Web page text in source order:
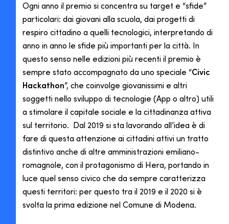
Ogni anno il premio si concentra su target e “sfide”
particolari: dai giovani alla scuola, dai progetti di
respiro cittadino a quelli tecnologici, interpretando di
anno in anno le sfide più importanti per la città. In
questo senso nelle edizioni più recenti il premio è
sempre stato accompagnato da uno speciale “Civic
Hackathon”, che coinvolge giovanissimi e altri
soggetti nello sviluppo di tecnologie (App o altro) utili
a stimolare il capitale sociale e la cittadinanza attiva
sul territorio. Dal 2019 si sta lavorando all’idea è di
fare di questa attenzione ai cittadini attivi un tratto
distintivo anche di altre amministrazioni emiliano-
romagnole, con il protagonismo di Hera, portando in
luce quel senso civico che da sempre caratterizza
questi territori: per questo tra il 2019 e il 2020 si è
svolta la prima edizione nel Comune di Modena.